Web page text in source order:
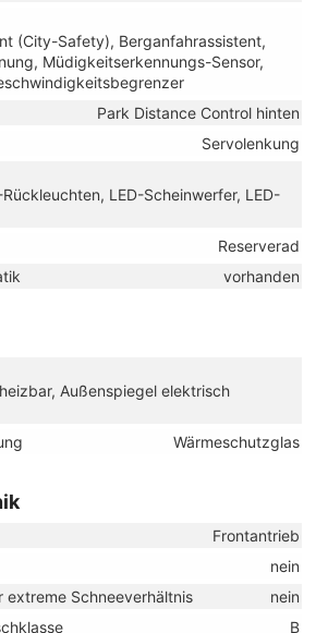
(City-Safety), Berganfahrassistent,
Müdigkeitserkennungs-Sensor,
Park Distance Control hinten
Servolenkung
LED-Scheinwerfer, LED-
Reserverad
vorhanden
Außenspiegel elektrisch
Wärmeschutzglas
Frontantrieb
nein
extreme Schneeverhältnis
nein
B